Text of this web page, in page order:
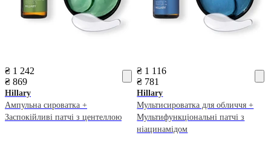
₴ 1 242
₴ 869
Hillary
Ампульна сироватка +
Заспокійливі патчі з центеллою
₴ 1 116
₴ 781
Hillary
Мультисироватка для обличчя +
Мультифункціональні патчі з
ніацинамідом